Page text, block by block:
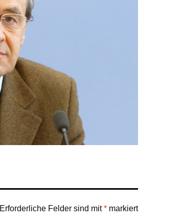
Erforderliche Felder sind mit* markiert